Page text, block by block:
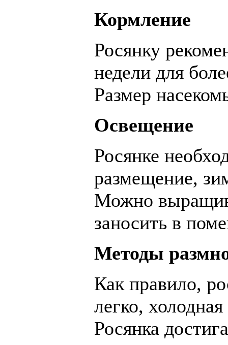
Кормление
Росянку
недели для
Размер
Освещение
Росянке
размещение,
Можно
заносить в
Методы
Как правило,
легко,
Росянка